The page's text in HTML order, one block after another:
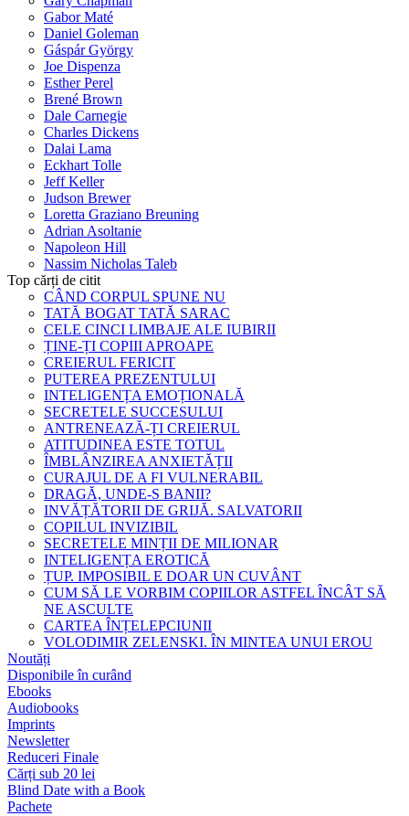
Gabor Maté
Daniel Goleman
Gáspár György
Joe Dispenza
Esther Perel
Brené Brown
Dale Carnegie
Charles Dickens
Dalai Lama
Eckhart Tolle
Jeff Keller
Judson Brewer
Loretta Graziano Breuning
Adrian Asoltanie
Napoleon Hill
Nassim Nicholas Taleb
Top cărți de citit
CÂND CORPUL SPUNE NU
TATĂ BOGAT TATĂ SARAC
CELE CINCI LIMBAJE ALE IUBIRII
ȚINE-ȚI COPIII APROAPE
CREIERUL FERICIT
PUTEREA PREZENTULUI
INTELIGENȚA EMOȚIONALĂ
SECRETELE SUCCESULUI
ANTRENEAZĂ-ȚI CREIERUL
ATITUDINEA ESTE TOTUL
ÎMBLÂNZIREA ANXIETĂȚII
CURAJUL DE A FI VULNERABIL
DRAGĂ, UNDE-S BANII?
INVĂȚĂTORII DE GRIJĂ. SALVATORII
COPILUL INVIZIBIL
SECRETELE MINȚII DE MILIONAR
INTELIGENȚA EROTICĂ
ȚUP. IMPOSIBIL E DOAR UN CUVÂNT
CUM SĂ LE VORBIM COPIILOR ASTFEL ÎNCÂT SĂ
NE ASCULTE
CARTEA ÎNȚELEPCIUNII
VOLODIMIR ZELENSKI. ÎN MINTEA UNUI EROU
Noutăți
Disponibile în curând
Ebooks
Audiobooks
Imprints
Newsletter
Reduceri Finale
Cărți sub 20 lei
Blind Date with a Book
Pachete